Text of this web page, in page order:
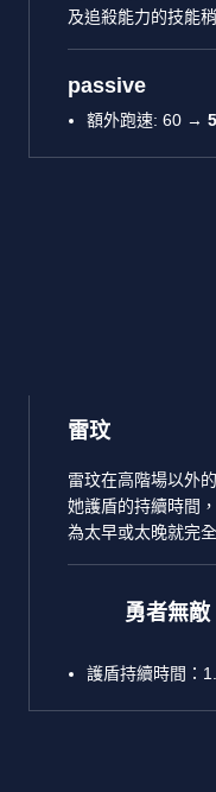
及追殺能力的技能
passive
額外跑速: 60 →
雷玟
雷玟在高階場以外
她護盾的持續時間
為太早或太晚就完
勇者無敵
護盾持續時間：